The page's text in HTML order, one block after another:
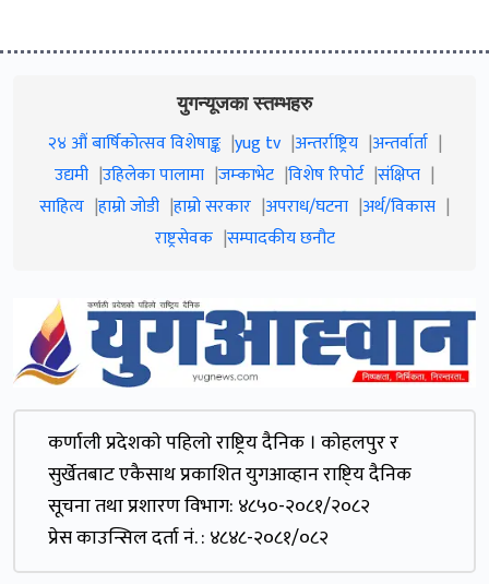
युगन्यूजका स्तम्भहरु
२४ औं बार्षिकोत्सव विशेषाङ्क yug tv अन्तर्राष्ट्रिय अन्तर्वार्ता
उद्यमी उहिलेका पालामा जम्काभेट विशेष रिपोर्ट संक्षिप्त
साहित्य हाम्रो जाेडी हाम्रो सरकार अपराध/घटना अर्थ/विकास
राष्ट्रसेवक सम्पादकीय छनौट
कर्णाली प्रदेशकाे पहिलाे राष्ट्रिय दैनिक । काेहलपुर र
सुर्खेतबाट एकैसाथ प्रकाशित युगआव्हान राष्टि्य दैनिक
सूचना तथा प्रशारण विभाग: ४८५०-२०८१/२०८२
प्रेस काउन्सिल दर्ता नं. : ४८४८-२०८१/०८२